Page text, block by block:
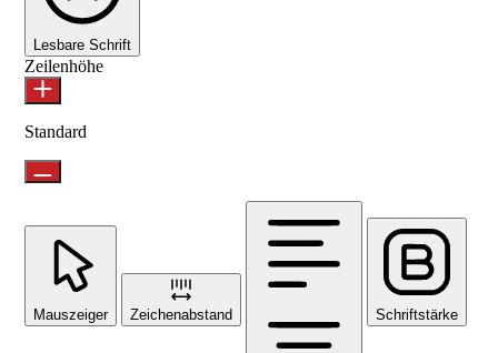
Lesbare Schrift
Zeilenhöhe
Standard
Mauszeiger Zeichenabstand Schriftstärke